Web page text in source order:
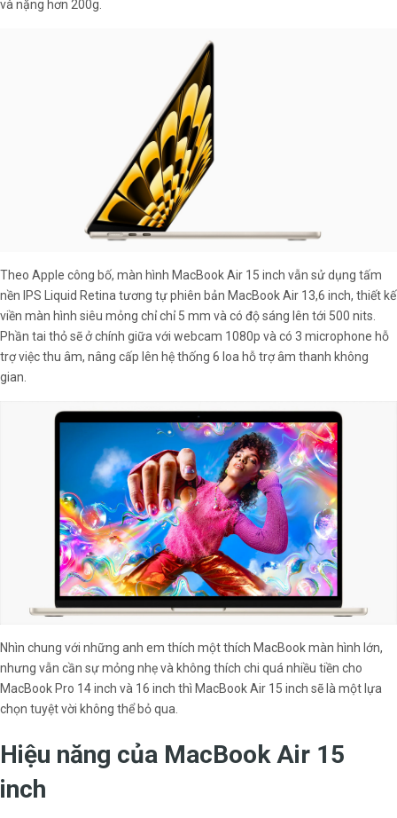
và nặng hơn 200g.
Theo Apple công bố, màn hình MacBook Air 15 inch vẫn sử dụng tấm
nền IPS Liquid Retina tương tự phiên bản MacBook Air 13,6 inch, thiết kế
viền màn hình siêu mỏng chỉ chỉ 5 mm và có độ sáng lên tới 500 nits.
Phần tai thỏ sẽ ở chính giữa với webcam 1080p và có 3 microphone hỗ
trợ việc thu âm, nâng cấp lên hệ thống 6 loa hỗ trợ âm thanh không
gian.
Nhìn chung với những anh em thích một thích MacBook màn hình lớn,
nhưng vẫn cần sự mỏng nhẹ và không thích chi quá nhiều tiền cho
MacBook Pro 14 inch và 16 inch thì MacBook Air 15 inch sẽ là một lựa
chọn tuyệt vời không thể bỏ qua.
Hiệu năng của MacBook Air 15
inch